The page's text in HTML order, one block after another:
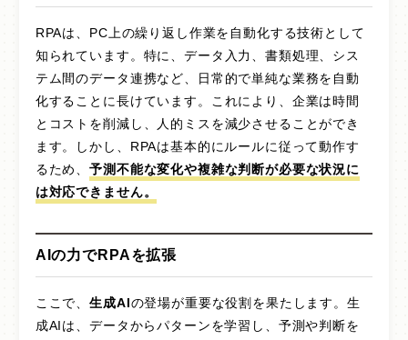
プライバシーポリシー
サイトポリシー
RPAは、PC上の繰り返し作業を自動化する技術として
知られています。特に、データ入力、書類処理、シス
テム間のデータ連携など、日常的で単純な業務を自動
化することに長けています。これにより、企業は時間
とコストを削減し、人的ミスを減少させることができ
ます。しかし、RPAは基本的にルールに従って動作す
るため、予測不能な変化や複雑な判断が必要な状況に
は対応できません。
AIの力でRPAを拡張
ここで、生成AIの登場が重要な役割を果たします。生
成AIは、データからパターンを学習し、予測や判断を